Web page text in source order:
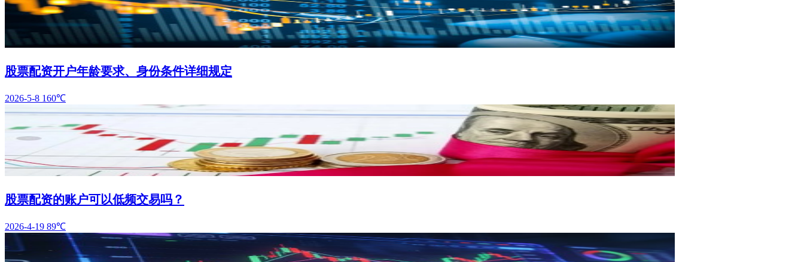
股票配资开户年龄要求、身份条件详细规定
2026-5-8 160℃
股票配资的账户可以低频交易吗？
2026-4-19 89℃